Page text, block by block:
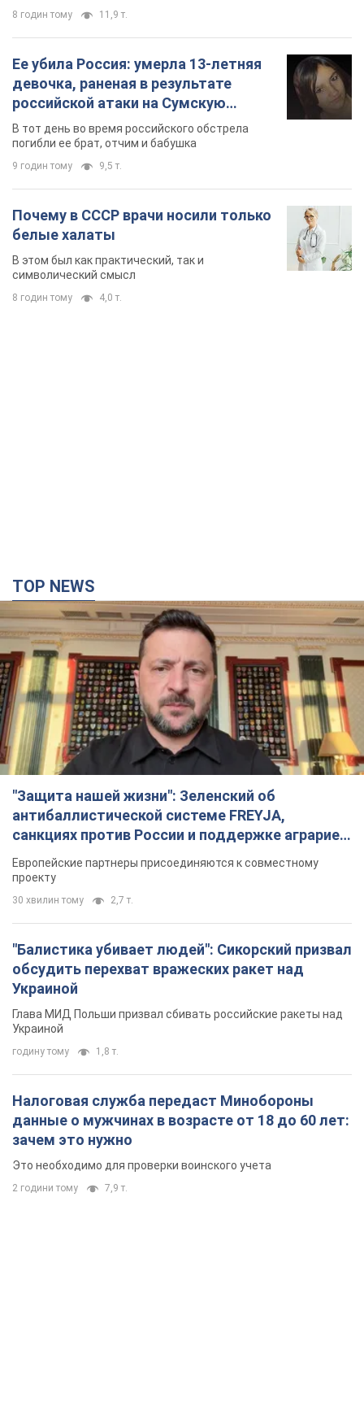
8 годин тому 11,9 т.
Ее убила Россия: умерла 13-летняя
девочка, раненая в результате
российской атаки на Сумскую
область. Фото
В тот день во время российского обстрела
погибли ее брат, отчим и бабушка
9 годин тому 9,5 т.
Почему в СССР врачи носили только
белые халаты
В этом был как практический, так и
символический смысл
8 годин тому 4,0 т.
TOP NEWS
"Защита нашей жизни": Зеленский об
антибаллистической системе FREYJA,
санкциях против России и поддержке аграриев.
Видео
Европейские партнеры присоединяются к совместному
проекту
30 хвилин тому 2,7 т.
"Балистика убивает людей": Сикорский призвал
обсудить перехват вражеских ракет над
Украиной
Глава МИД Польши призвал сбивать российские ракеты над
Украиной
годину тому 1,8 т.
Налоговая служба передаст Минобороны
данные о мужчинах в возрасте от 18 до 60 лет:
зачем это нужно
Это необходимо для проверки воинского учета
2 години тому 7,9 т.